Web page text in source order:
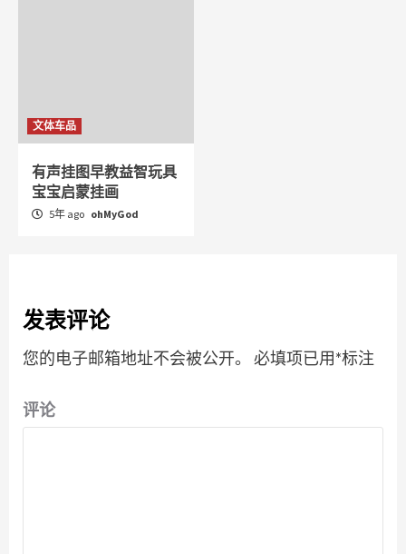
文体车品
有声挂图早教益智玩具
宝宝启蒙挂画
5年 ago ohMyGod
发表评论
您的电子邮箱地址不会被公开。 必填项已用*标注
评论